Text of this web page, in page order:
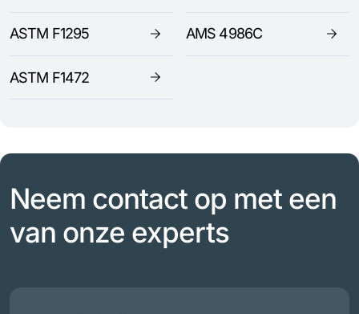
ASTM F1295 AMS 4986C
ASTM F1472
Neem contact op met een
van onze experts